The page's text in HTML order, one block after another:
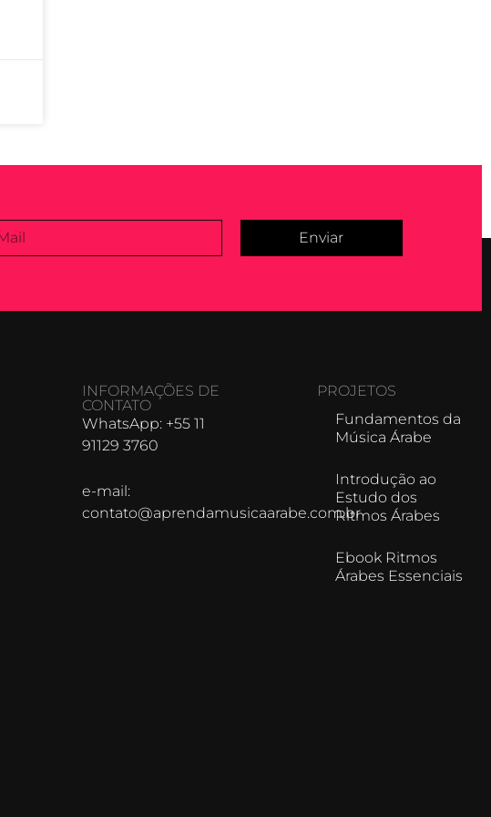
Enviar
INFORMAÇÕES DE
CONTATO
WhatsApp: +55 11
91129 3760
e-mail:
contato@aprendamusicaarabe.com.br
PROJETOS
Fundamentos da
Música Árabe
Introdução ao
Estudo dos
Ritmos Árabes
Ebook Ritmos
Árabes Essenciais